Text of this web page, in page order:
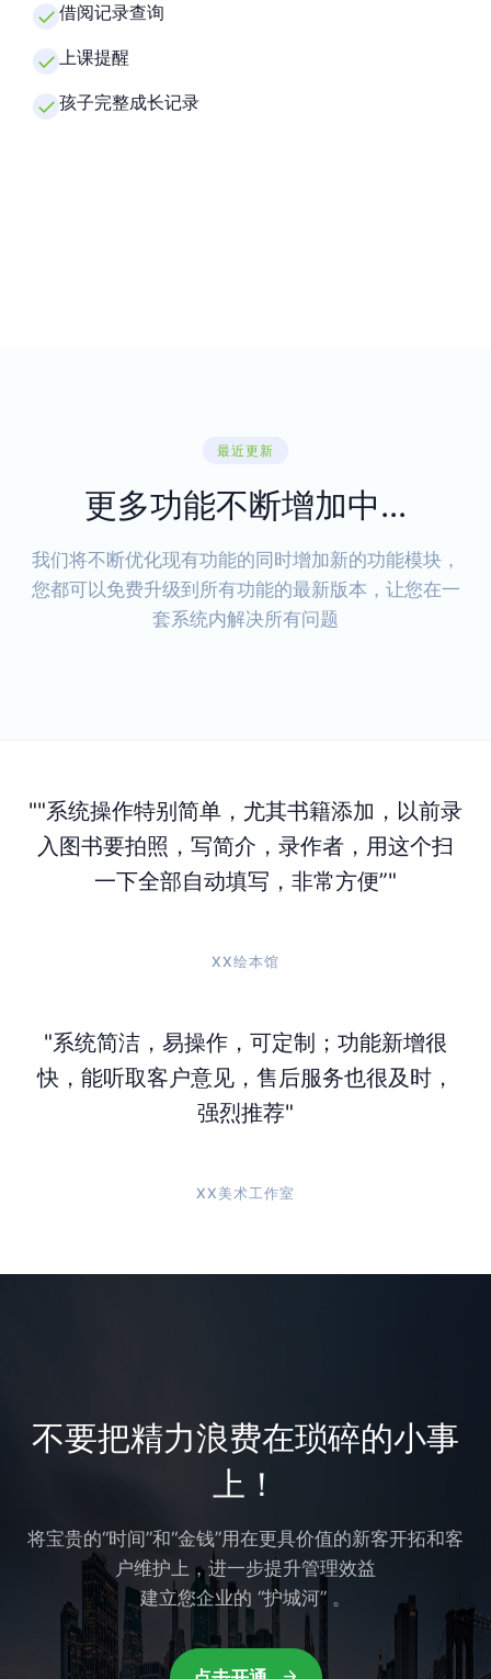
借阅记录查询
上课提醒
孩子完整成长记录
最近更新
更多功能不断增加中...
我们将不断优化现有功能的同时增加新的功能模块，
您都可以免费升级到所有功能的最新版本，让您在一
套系统内解决所有问题
"系统操作特别简单，尤其书籍添加，以前录
入图书要拍照，写简介，录作者，用这个扫
一下全部自动填写，非常方便”
XX绘本馆
系统简洁，易操作，可定制；功能新增很
快，能听取客户意见，售后服务也很及时，
强烈推荐
XX美术工作室
不要把精力浪费在琐碎的小事
上！
将宝贵的“时间”和“金钱”用在更具价值的新客开拓和客
户维护上，进一步提升管理效益
建立您企业的 “护城河” 。